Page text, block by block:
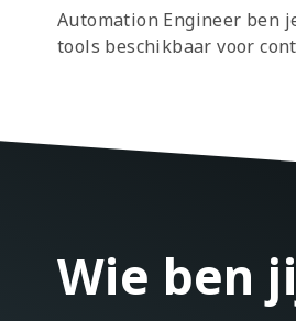
Automation Engineer ben
tools beschikbaar voor
Wie ben